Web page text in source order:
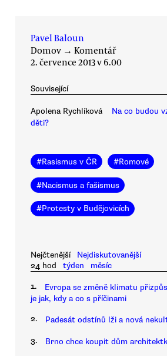
Pavel Baloun
Domov → Komentář
2. července 2013 v 6.00
Související
Apolena Rychlíková
Na co budou
děti?
#Rasismus v ČR #Romové
#Nacismus a fašismus
#Protesty v Budějovicích
Nejčtenější
Nejdiskutovanější
24 hod
týden měsíc
1.
Evropa se změně klimatu
je jak, kdy a co s příčinami
2. Padesát odstínů lži a nová
3. Brno chce koupit dům